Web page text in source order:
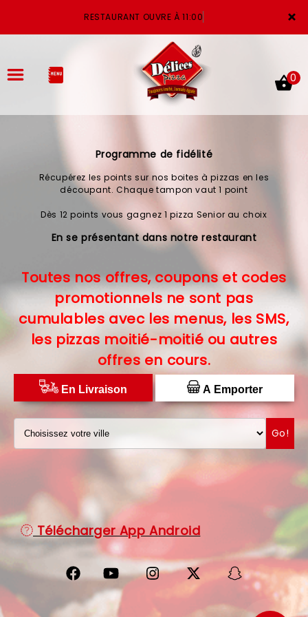
×
RESTAURANT OUVRE À 11:00
LA CARTE
VOTRE COMPTE
VOS AVIS
MENTIONS LÉGALES
C.G.V
PROTECTION DES DONNÉES
DISTRIBUTEUR DE PIZZAS
0
Programme de fidélité
Récupérez les points sur nos boites à pizzas en les
découpant. Chaque tampon vaut 1 point
Dès 12 points vous gagnez 1 pizza Senior au choix
En se présentant dans notre restaurant
Toutes nos offres, coupons et codes
promotionnels ne sont pas
cumulables avec les menus, les SMS,
les pizzas moitié-moitié ou autres
offres en cours.
En Livraison A Emporter
Go!
Télécharger App Android